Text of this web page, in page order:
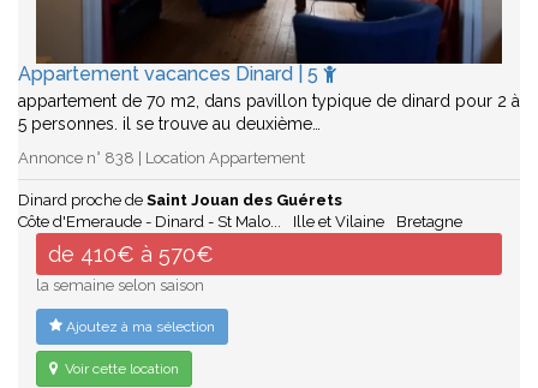
Appartement vacances Dinard | 5
appartement de 70 m2, dans pavillon typique de dinard pour 2 à
5 personnes. il se trouve au deuxième…
Annonce n° 838 | Location Appartement
Dinard proche de Saint Jouan des Guérets
Côte d'Emeraude - Dinard - St Malo...
Ille et Vilaine Bretagne
de 410€ à 570€
la semaine selon saison
Ajoutez à ma sélection
Voir cette location